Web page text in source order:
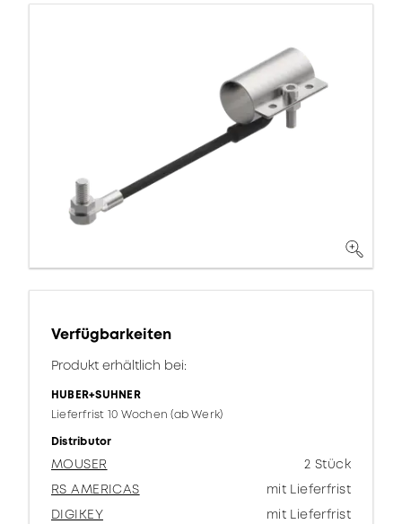
Verfügbarkeiten
Produkt erhältlich bei:
HUBER+SUHNER
Lieferfrist 10 Wochen (ab Werk)
Distributor
MOUSER
2 Stück
RS AMERICAS
mit Lieferfrist
DIGIKEY
mit Lieferfrist